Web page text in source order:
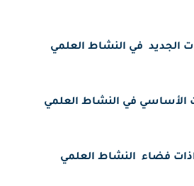
الجديد في النشاط العلمي
الأساسي في النشاط العلمي
فضاء النشاط العلمي